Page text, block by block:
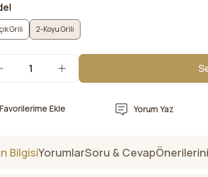
Grili 2-Koyu Grili
Yorum Yaz
BilgisiYorumlarSoru & Cevap